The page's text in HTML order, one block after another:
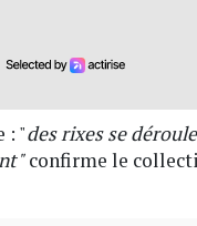
: "des rixes se
confirme le